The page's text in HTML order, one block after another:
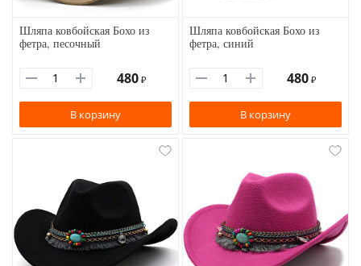
Шляпа ковбойская Бохо из
фетра, песочный
480 ₽
В корзину
Шляпа ковбойская Бохо из
фетра, синий
480 ₽
В корзину